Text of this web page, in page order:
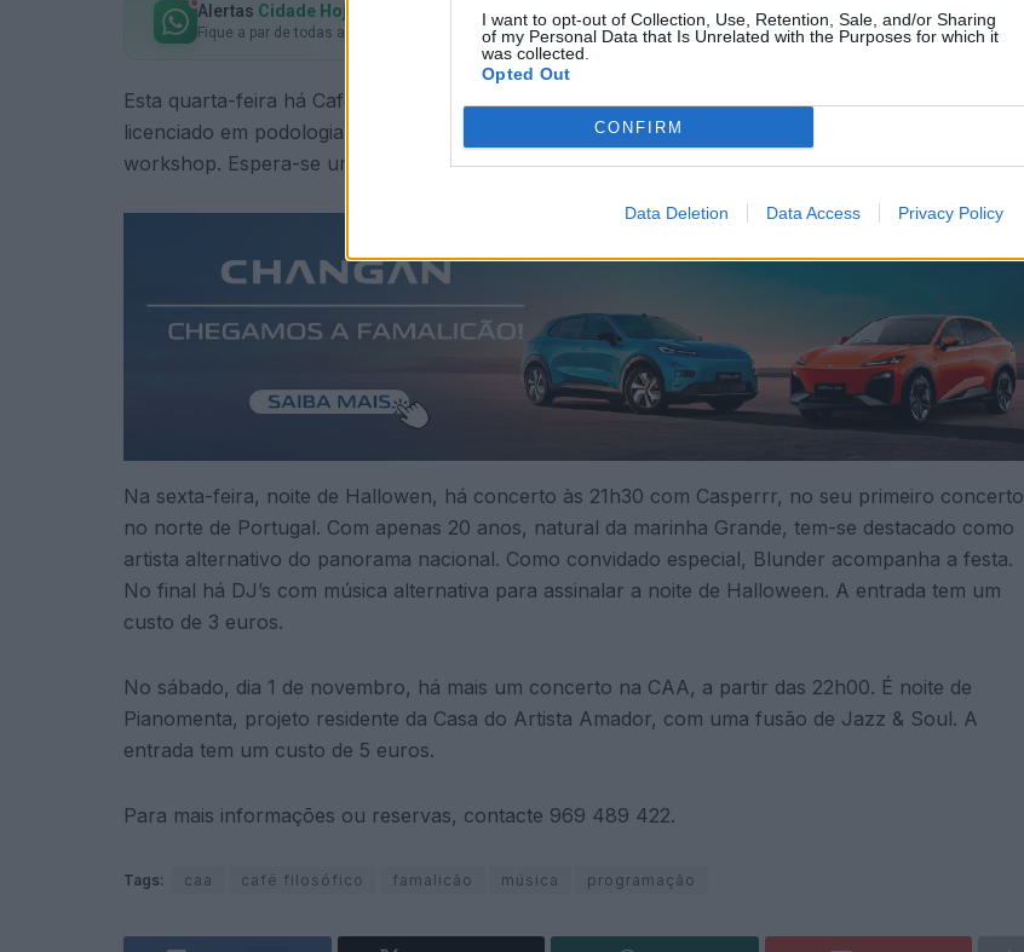
I want to opt-out of Collection, Use, Retention, Sale, and/or Sharing
of my Personal Data that Is Unrelated with the Purposes for which it
was collected.
Opted Out
CONFIRM
Data Deletion Data Access Privacy Policy
Alertas Cidade Hoje no seu WhatsApp
Fique a par de todas as notícias em primeira mão!
Canal Oficial Subscrever
Esta quarta-feira há Café Filosófico, às 21h30, na Casa do Artista Amador com Francisco Freitas,
licenciado em podologia, formador em primeiros socorros que será o responsável por um
workshop. Espera-se uma noite formativa com uma temática sempre atual. A entrada é livre.
Na sexta-feira, noite de Hallowen, há concerto às 21h30 com Casperrr, no seu primeiro concerto
no norte de Portugal. Com apenas 20 anos, natural da marinha Grande, tem-se destacado como
artista alternativo do panorama nacional. Como convidado especial, Blunder acompanha a festa.
No final há DJ’s com música alternativa para assinalar a noite de Halloween. A entrada tem um
custo de 3 euros.
No sábado, dia 1 de novembro, há mais um concerto na CAA, a partir das 22h00. É noite de
Pianomenta, projeto residente da Casa do Artista Amador, com uma fusão de Jazz & Soul. A
entrada tem um custo de 5 euros.
Para mais informações ou reservas, contacte 969 489 422.
Tags: caa café filosófico famalicão música programação